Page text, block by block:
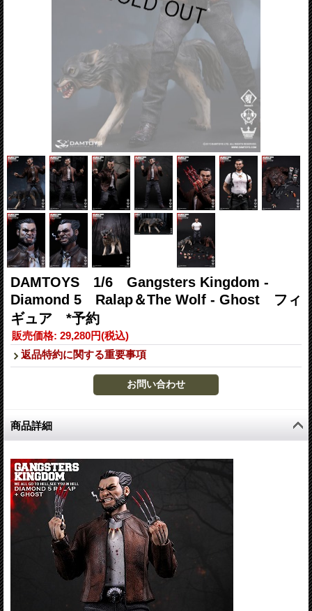
DAMTOYS 1/6 Gangsters Kingdom -
Diamond 5 Ralap＆The Wolf - Ghost フィ
ギュア *予約
販売価格: 29,280円(税込)
返品特約に関する重要事項
商品詳細